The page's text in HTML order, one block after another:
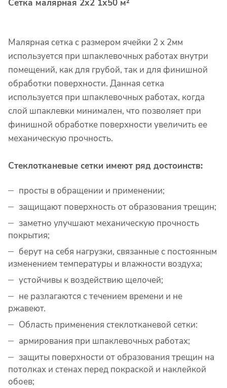
Сетка малярная 2х2 1х50 м²
Малярная сетка с размером ячейки 2 х 2мм
используется при шпаклевочных работах внутри
помещений, как для грубой, так и для финишной
обработки поверхности. Данная сетка
используется при шпаклевочных работах, когда
слой шпаклевки минимален, что позволяет при
финишной обработке поверхности увеличить ее
механическую прочность.
Стеклотканевые сетки имеют ряд достоинств:
просты в обращении и применении;
защищают поверхность от образования трещин;
заметно улучшают механическую прочность
покрытия;
берут на себя нагрузки, связанные с постоянным
изменением температуры и влажности воздуха;
устойчивы к воздействию щелочей;
не разлагаются с течением времени и не
ржавеют.
Область применения стеклотканевой сетки:
армирования при шпаклевочных работах;
защиты поверхности от образования трещин на
потолках и стенах перед покраской и наклейкой
обоев;